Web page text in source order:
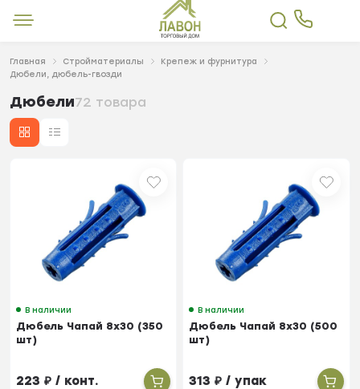
Главная Стройматериалы
Крепеж и фурнитура
Дюбели, дюбель-гвозди
Дюбели72 товара
В наличии
Дюбель Чапай 8х30 (350
шт)
223₽ / конт.
В наличии
Дюбель Чапай 8х30 (500
шт)
313₽ / упак